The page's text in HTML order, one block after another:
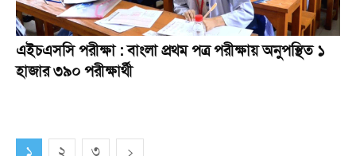
এইচএসসি পরীক্ষা : বাংলা প্রথম পত্র পরীক্ষায় অনুপস্থিত ১
হাজার ৩৯০ পরীক্ষার্থী
১ ২ ৩